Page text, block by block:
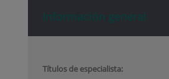
Información general
Títulos de especialista: